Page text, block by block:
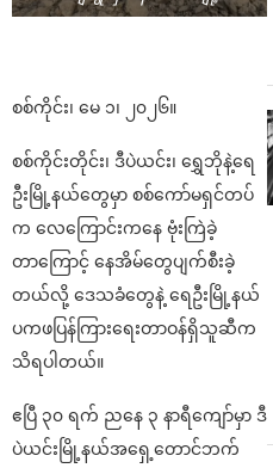
စစ်ကိုင်း၊ မေ ၁၊ ၂၀၂၆။
စစ်ကိုင်းတိုင်း၊ ဒီပဲယင်း၊ ရွှေဘိုနဲ့ရေ
ဦးမြို့နယ်တွေမှာ စစ်ကော်မရှင်တပ်
က လေကြောင်းကနေ ဗုံးကြဲခဲ့
တာ‌ကြောင့် နေအိမ်တွေပျက်စီးခဲ့
တယ်လို့ ဒေသခံတွေနဲ့ ရေဦးမြို့နယ်
ပကဖပြန်ကြားရေးတာဝန်ရှိသူဆီက
သိရပါတယ်။
ဧပြီ ၃၀ ရက် ညနေ ၃ နာရီကျော်မှာ ဒီ
ပဲယင်းမြို့နယ်အရှေ့တောင်ဘက်